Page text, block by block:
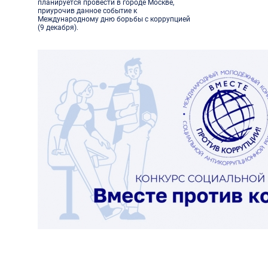
планируется провести в городе Москве,
приурочив данное событие к
Международному дню борьбы с коррупцией
(9 декабря).